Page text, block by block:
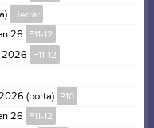
Herrar
26 F11-12
2026 F11-12
(borta) P10
26 F11-12